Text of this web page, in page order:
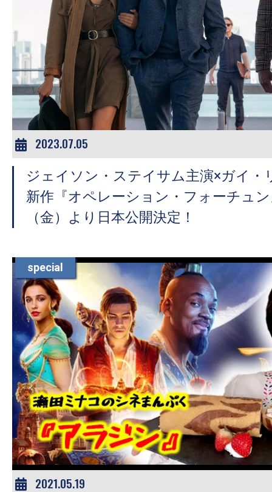
2023.07.05
ジェイソン・ステイサム主演×ガイ・
新作『オペレーション・フォーチュ
（金）より日本公開決定！
special
2021.05.19